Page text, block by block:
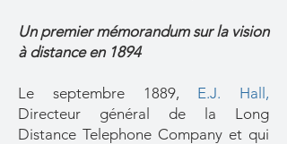
Un premier mémorandum sur la vision
à distance en 1894
Le septembre 1889, E.J. Hall,
Directeur général de la Long
Distance Telephone Company et qui